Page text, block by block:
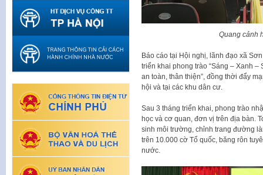
Quang cảnh
Báo cáo tại Hội nghị, lãnh đạo xã
triển khai phong trào “Sáng – Xanh –
an toàn, thân thiện”, đồng thời đẩy
hội và tại các khu dân cư.
Sau 3 tháng triển khai, phong trào
học và cơ quan, đơn vị trên địa bàn.
sinh môi trường, chỉnh trang đường
trên 10.000 cờ Tổ quốc, băng rôn
nước.